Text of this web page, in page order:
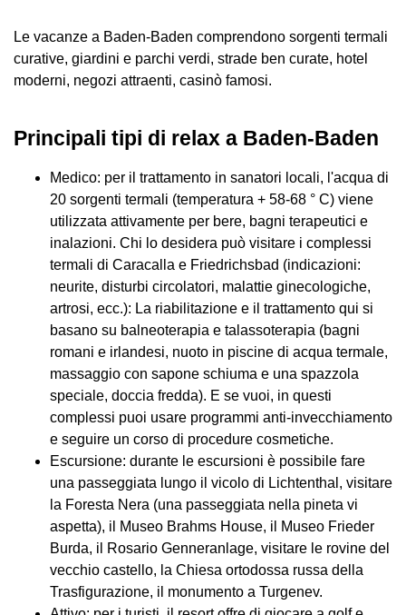
Le vacanze a Baden-Baden comprendono sorgenti termali
curative, giardini e parchi verdi, strade ben curate, hotel
moderni, negozi attraenti, casinò famosi.
Principali tipi di relax a Baden-Baden
Medico: per il trattamento in sanatori locali, l'acqua di
20 sorgenti termali (temperatura + 58-68 ° C) viene
utilizzata attivamente per bere, bagni terapeutici e
inalazioni. Chi lo desidera può visitare i complessi
termali di Caracalla e Friedrichsbad (indicazioni:
neurite, disturbi circolatori, malattie ginecologiche,
artrosi, ecc.): La riabilitazione e il trattamento qui si
basano su balneoterapia e talassoterapia (bagni
romani e irlandesi, nuoto in piscine di acqua termale,
massaggio con sapone schiuma e una spazzola
speciale, doccia fredda). E se vuoi, in questi
complessi puoi usare programmi anti-invecchiamento
e seguire un corso di procedure cosmetiche.
Escursione: durante le escursioni è possibile fare
una passeggiata lungo il vicolo di Lichtenthal, visitare
la Foresta Nera (una passeggiata nella pineta vi
aspetta), il Museo Brahms House, il Museo Frieder
Burda, il Rosario Genneranlage, visitare le rovine del
vecchio castello, la Chiesa ortodossa russa della
Trasfigurazione, il monumento a Turgenev.